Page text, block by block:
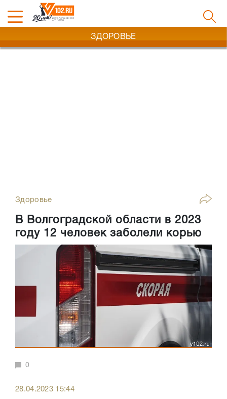
ЗДОРОВЬЕ
Здоровье
В Волгоградской области в 2023
году 12 человек заболели корью
0
28.04.2023 15:44